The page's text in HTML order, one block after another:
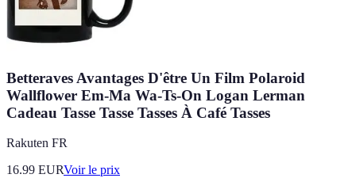
Betteraves Avantages D'être Un Film Polaroid
Wallflower Em-Ma Wa-Ts-On Logan Lerman
Cadeau Tasse Tasse Tasses À Café Tasses
Rakuten FR
16.99 EURVoir le prix